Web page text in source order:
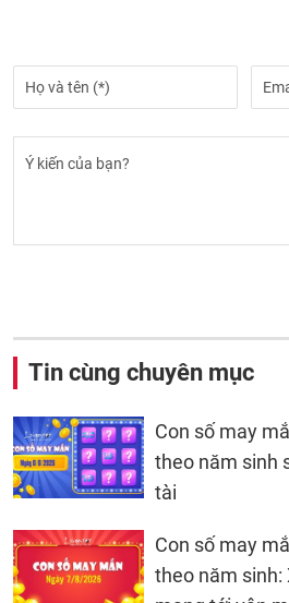
Tin cùng chuyên mục
Con số may
theo năm sinh
tài
Con số may
theo năm sinh: